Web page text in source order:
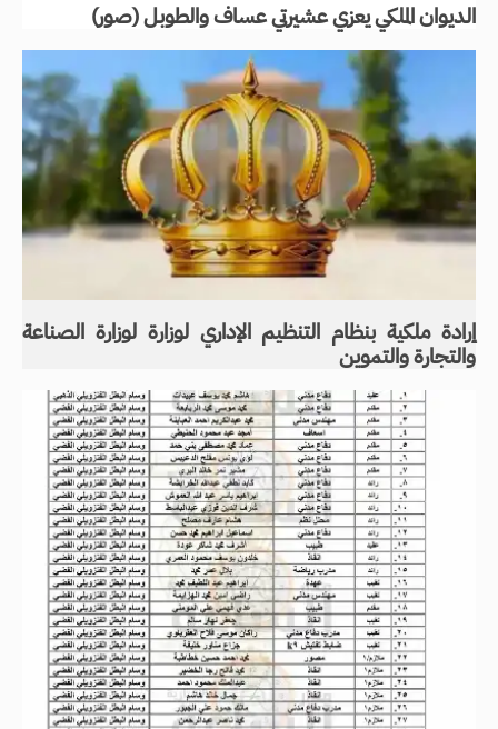
الديوان الملكي يعزي عشيرتي عساف والطوبل (صور)
إرادة ملكية بنظام التنظيم الإداري لوزارة لوزارة الصناعة
والتجارة والتموين